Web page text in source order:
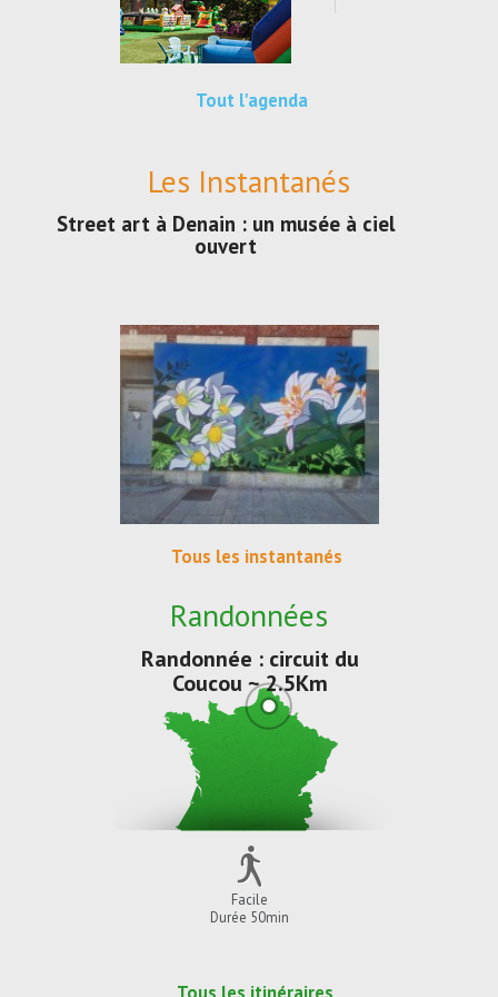
Tout l'agenda
Les Instantanés
Street art à Denain : un musée à ciel
ouvert
Tous les instantanés
Randonnées
Randonnée : circuit du
Coucou ~ 2.5Km
Facile
Durée 50min